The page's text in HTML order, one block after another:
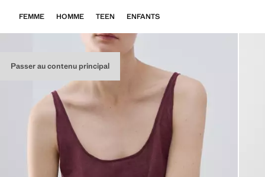
Passer au contenu principal
FEMME HOMME TEEN ENFANTS